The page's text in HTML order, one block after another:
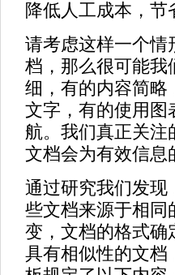
降低人工成本，节
请考虑这样一个情
档，那么很可能我
细，有的内容简略
文字，有的使用图
航。我们真正关注
文档会为有效信息
通过研究我们发现
些文档来源于相同
变，文档的格式确
具有相似性的文档